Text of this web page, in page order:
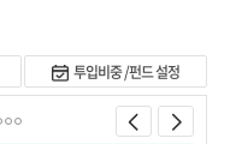
투입비중 /펀드 설정